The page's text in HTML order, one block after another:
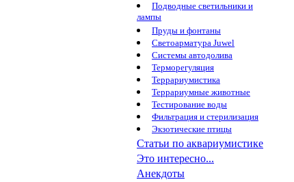
Подводные светильники и
лампы
Пруды и фонтаны
Светоарматура Juwel
Системы автодолива
Терморегуляция
Террариумистика
Террариумные животные
Тестирование воды
Фильтрация и стерилизация
Экзотические птицы
Статьи по аквариумистике
Это интересно...
Анекдоты